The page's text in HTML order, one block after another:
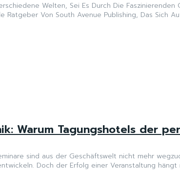
Welten, Sei Es Durch Die
Ratgeber Von South Avenue Publishing, Das Sich
Warum Tagungshotels der
sind aus der Geschäftswelt nicht mehr
Doch der Erfolg einer Veranstaltung hängt